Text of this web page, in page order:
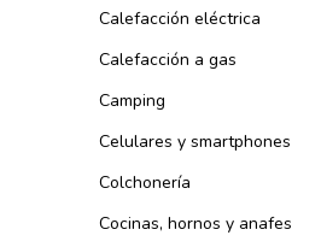
Calefacción eléctrica
Calefacción a gas
Camping
Celulares y smartphones
Colchonería
Cocinas, hornos y anafes